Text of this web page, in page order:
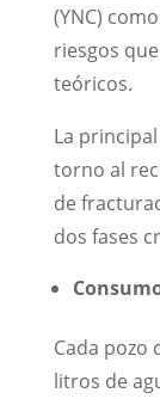
(YNC)
riesgos
teóricos.
La
torno al
de
dos fases
Cada pozo
litros de